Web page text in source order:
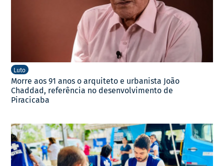
Luto
Morre aos 91 anos o arquiteto e urbanista João
Chaddad, referência no desenvolvimento de
Piracicaba